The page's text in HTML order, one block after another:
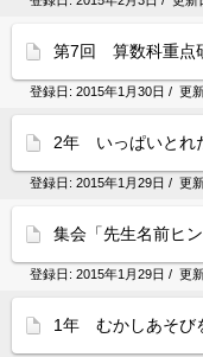
第7回 算数科重点
登録日: 2015年1月30日 / 更
2年 いっぱいとれ
登録日: 2015年1月29日 / 更
集会「先生名前ヒン
登録日: 2015年1月29日 / 更
1年 むかしあそび